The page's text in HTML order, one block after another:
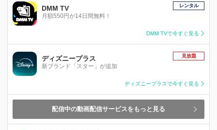
DMM TV
月額550円が14日間無料！
レンタル
DMM TVで今すぐ見る
ディズニープラス
新ブランド「スター」が追加
見放題
ディズニープラスで今すぐ見る
配信中の動画配信サービスをもっと見る